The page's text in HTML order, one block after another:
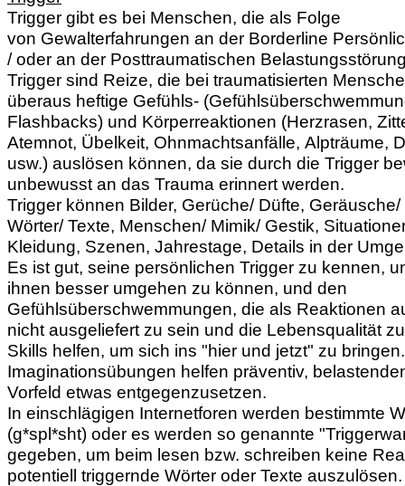
Trigger gibt es bei Menschen, die als Folge
von Gewalterfahrungen an der Borderline
/ oder an der Posttraumatischen
Trigger sind Reize, die bei traumatisierten
überaus heftige Gefühls-
Flashbacks) und Körperreaktionen (Herzrasen,
Atemnot, Übelkeit, Ohnmachtsanfälle, Alpträume,
usw.) auslösen können, da sie durch die Trigger
unbewusst an das Trauma erinnert werden.
Trigger können Bilder, Gerüche/ Düfte,
Wörter/ Texte, Menschen/ Mimik/ Gestik,
Kleidung, Szenen, Jahrestage, Details in der
Es ist gut, seine persönlichen Trigger zu kennen,
ihnen besser umgehen zu können, und den
Gefühlsüberschwemmungen, die als Reaktionen
nicht ausgeliefert zu sein und die Lebensqualität
Skills helfen, um sich ins "hier und jetzt" zu bringen.
Imaginationsübungen helfen präventiv,
Vorfeld etwas entgegenzusetzen.
In einschlägigen Internetforen werden bestimmte
(g*spl*sht) oder es werden so genannte
gegeben, um beim lesen bzw. schreiben keine
potentiell triggernde Wörter oder Texte auszulösen.